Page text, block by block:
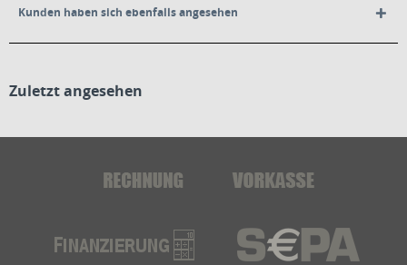
Kunden haben sich ebenfalls angesehen
Zuletzt angesehen